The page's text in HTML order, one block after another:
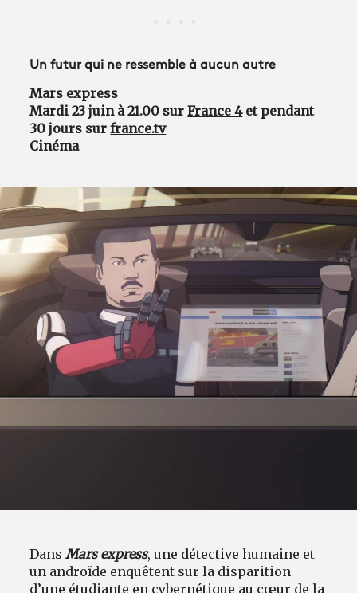
Un futur qui ne ressemble à aucun autre
Mars express
Mardi 23 juin à 21.00 surFrance 4et pendant
30 jours surfrance.tv
Cinéma
DansMars express, une détective humaine et
un androïde enquêtent sur la disparition
d’une étudiante en cybernétique au cœur de la